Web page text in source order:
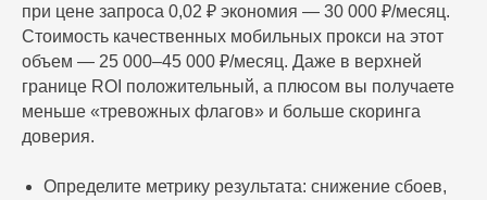
при цене запроса 0,02 ₽ экономия — 30 000 ₽/месяц.
Стоимость качественных мобильных прокси на этот
объем — 25 000–45 000 ₽/месяц. Даже в верхней
границе ROI положительный, а плюсом вы получаете
меньше «тревожных флагов» и больше скоринга
доверия.
Определите метрику результата: снижение сбоев,